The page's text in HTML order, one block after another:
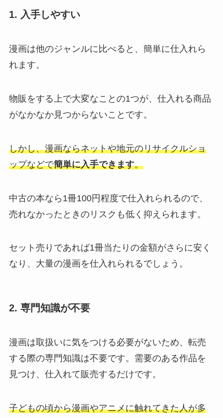
1. 入手しやすい
漫画は他のジャンルに比べると、簡単に仕入れら
れます。
物販をする上で大変なことの1つが、仕入れる商品
がなかなか見つからないことです。
しかし、漫画ならネットや地元のリサイクルショ
ップなどで簡単に入手できます。
中古の本なら1冊100円程度で仕入れられるので、
売れなかったときのリスクも低く抑えられます。
セット売りであれば1冊当たりの金額がさらに安く
なり、大量の漫画を仕入れられるでしょう。
2. 専門知識が不要
漫画は取扱いに気をつける必要がないため、転売
する際の専門知識は不要です。需要のある作品を
見つけ、仕入れて販売するだけです。
子どもの頃から漫画やアニメに触れてきた人が多